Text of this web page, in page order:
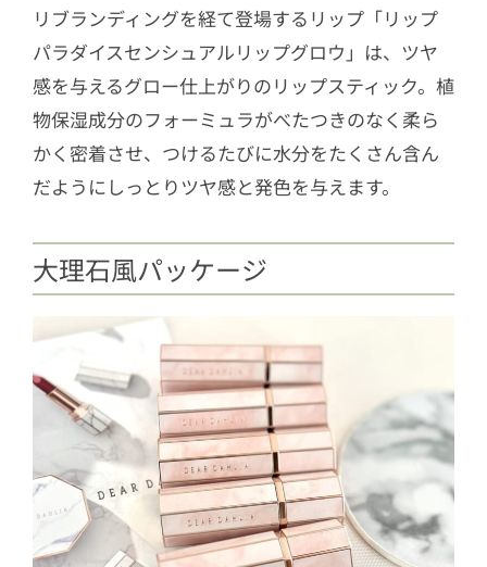
リブランディングを経て登場するリップ「リップ
パラダイスセンシュアルリップグロウ」は、ツヤ
感を与えるグロー仕上がりのリップスティック。植
物保湿成分のフォーミュラがべたつきのなく柔ら
かく密着させ、つけるたびに水分をたくさん含ん
だようにしっとりツヤ感と発色を与えます。
大理石風パッケージ